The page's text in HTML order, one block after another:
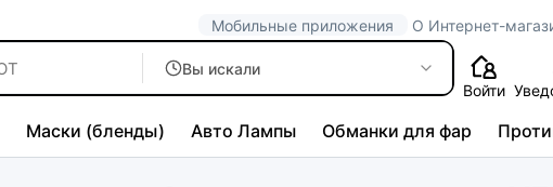
Мобильные приложения О Интернет-
Вы искали
Войти
Маски (бленды) Авто Лампы Обманки для фар